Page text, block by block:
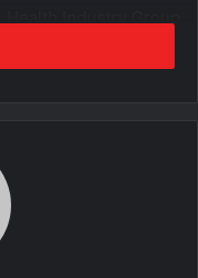
أمريكي من الأسهم لتمويل